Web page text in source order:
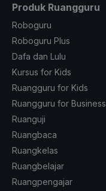
Produk Ruangguru
Roboguru
Roboguru Plus
Dafa dan Lulu
Kursus for Kids
Ruangguru for Kids
Ruangguru for Business
Ruanguji
Ruangbaca
Ruangkelas
Ruangbelajar
Ruangpengajar